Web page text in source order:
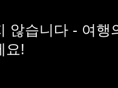
않습니다 - 여행
요!